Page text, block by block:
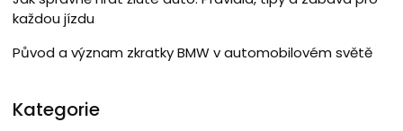
každou jízdu
Původ a význam zkratky BMW v automobilovém světě
Kategorie